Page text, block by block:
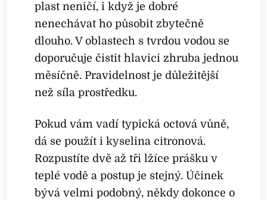
plast neničí, i když je dobré
nenechávat ho působit zbytečně
dlouho. V oblastech s tvrdou vodou se
doporučuje čistit hlavici zhruba jednou
měsíčně. Pravidelnost je důležitější
než síla prostředku.
Pokud vám vadí typická octová vůně,
dá se použít i kyselina citronová.
Rozpustíte dvě až tři lžíce prášku v
teplé vodě a postup je stejný. Účinek
bývá velmi podobný, někdy dokonce o